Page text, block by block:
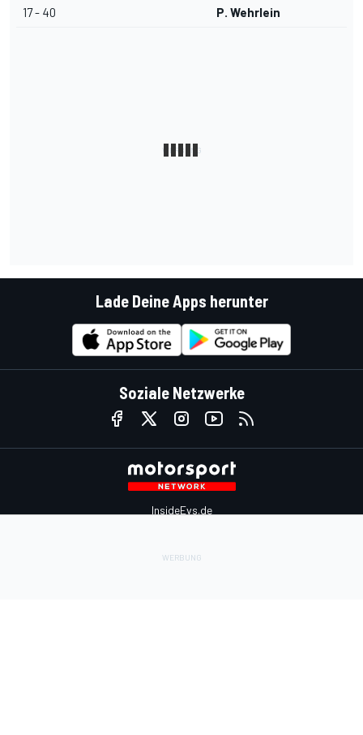
17 - 40 P. Wehrlein
Lade Deine Apps herunter
Soziale Netzwerke
InsideEvs.de
Motorsportstats.com